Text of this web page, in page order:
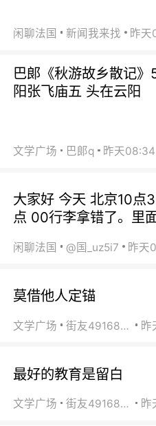
闲聊法国 新闻我来找 昨天
巴郞《秋游故乡散记》
阳张飞庙五 头在云阳
文学广场 巴郞q 昨天08:34
大家好 今天 北京10点
点 00行李拿错了。里
闲聊法国 @国_uz5i7 昨天
莫借他人定锚
文学广场 街友49168527 昨
最好的教育是留白
文学广场 街友49168527 昨